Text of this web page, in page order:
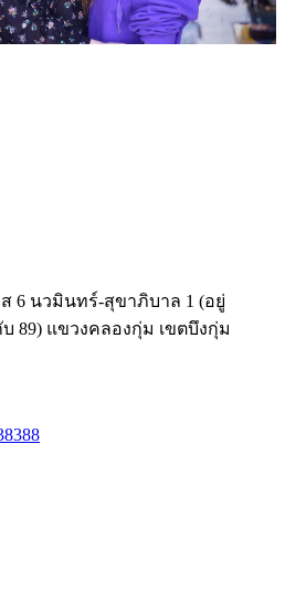
6 นวมินทร์-สุขาภิบาล 1 (อยู่
89) แขวงคลองกุ่ม เขตบึงกุ่ม